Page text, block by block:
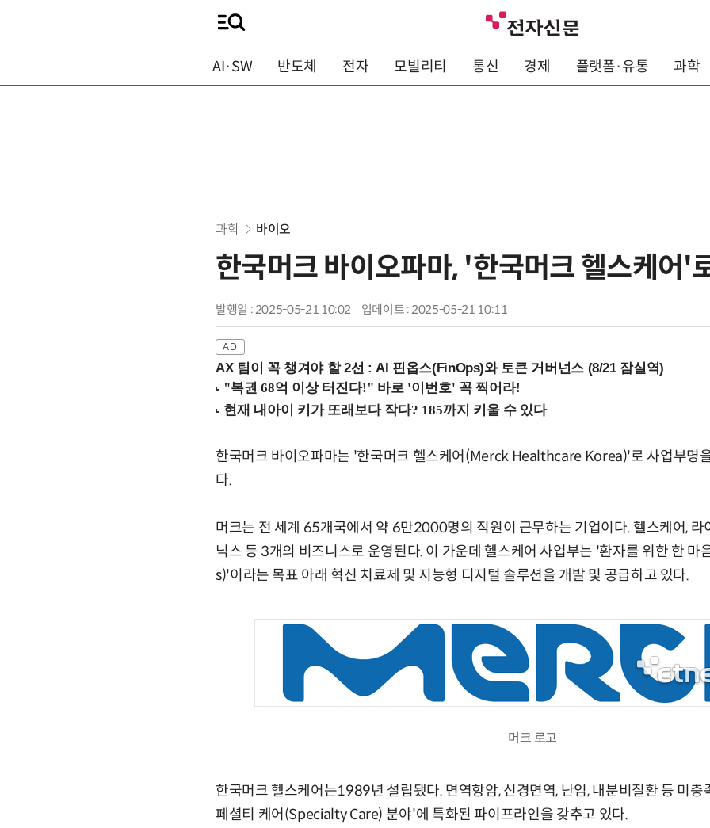
AI·SW 반도체 전자 모빌리티 통신 경제 플랫폼·유통 과학
과학 바이오
한국머크 바이오파마, '한국머크 헬스케어'
발행일 : 2025-05-21 10:02 업데이트 : 2025-05-21 10:11
AX 팀이 꼭 챙겨야 할 2선 : AI 핀옵스(FinOps)와 토큰 거버넌스 (8/21 잠실역)
한국머크 바이오파마는 '한국머크 헬스케어(Merck Healthcare Korea)'로 사업부명
다.
머크는 전 세계 65개국에서 약 6만2000명의 직원이 근무하는 기업이다. 헬스케어, 라
닉스 등 3개의 비즈니스로 운영된다. 이 가운데 헬스케어 사업부는 '환자를 위한 한
s)'이라는 목표 아래 혁신 치료제 및 지능형 디지털 솔루션을 개발 및 공급하고 있다.
머크 로고
한국머크 헬스케어는1989년 설립됐다. 면역항암, 신경면역, 난임, 내분비질환 등 미충
페셜티 케어(Specialty Care) 분야'에 특화된 파이프라인을 갖추고 있다.